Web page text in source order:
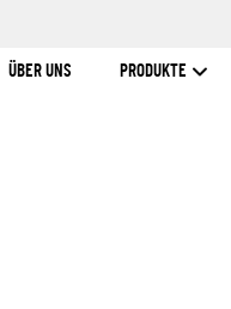
ÜBER UNS PRODUKTE